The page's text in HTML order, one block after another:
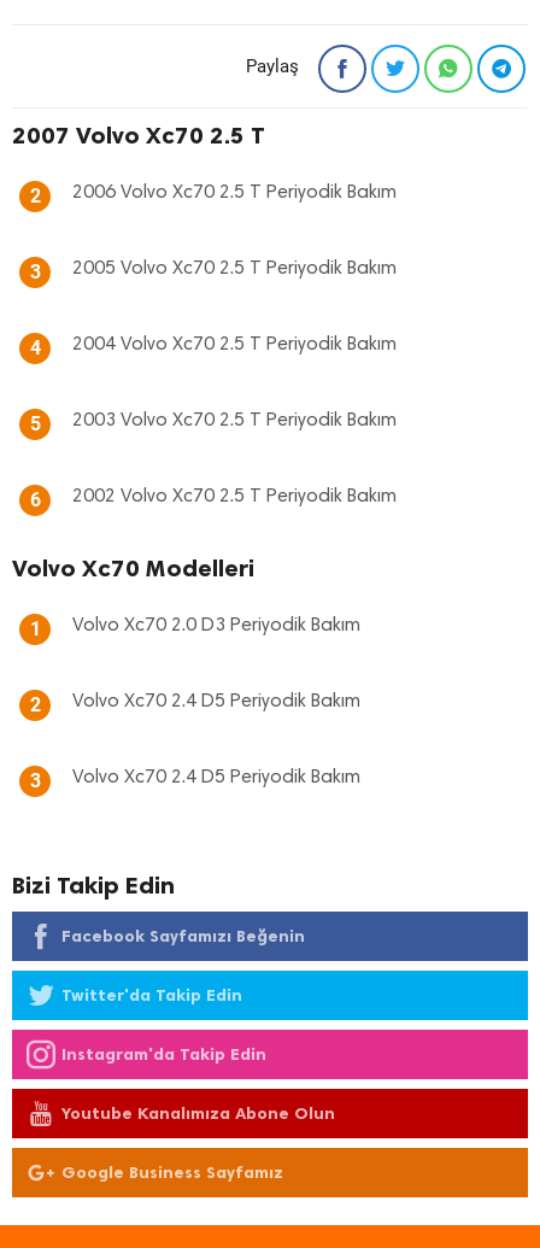
Paylaş
2007 Volvo Xc70 2.5 T
2 2006 Volvo Xc70 2.5 T Periyodik Bakım
3 2005 Volvo Xc70 2.5 T Periyodik Bakım
4 2004 Volvo Xc70 2.5 T Periyodik Bakım
5 2003 Volvo Xc70 2.5 T Periyodik Bakım
6 2002 Volvo Xc70 2.5 T Periyodik Bakım
Volvo Xc70 Modelleri
1 Volvo Xc70 2.0 D3 Periyodik Bakım
2 Volvo Xc70 2.4 D5 Periyodik Bakım
3 Volvo Xc70 2.4 D5 Periyodik Bakım
Bizi Takip Edin
Facebook Sayfamızı Beğenin
Twitter'da Takip Edin
Instagram'da Takip Edin
Youtube Kanalımıza Abone Olun
Google Business Sayfamız